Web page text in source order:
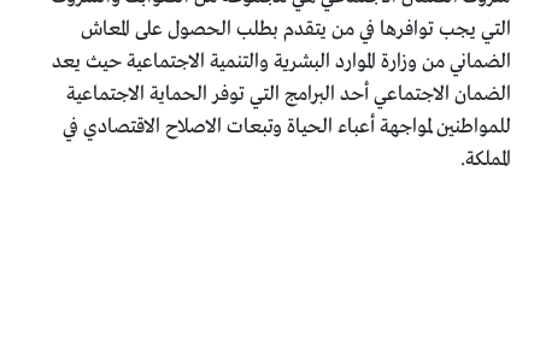
التي يجب توافرها في من يتقدم بطلب الحصول على المعاش
الضماني من وزارة الموارد البشرية والتنمية الاجتماعية حيث يعد
الضمان الاجتماعي أحد البرامج التي توفر الحماية الاجتماعية
للمواطنين لمواجهة أعباء الحياة وتبعات الاصلاح الاقتصادي في
المملكة.